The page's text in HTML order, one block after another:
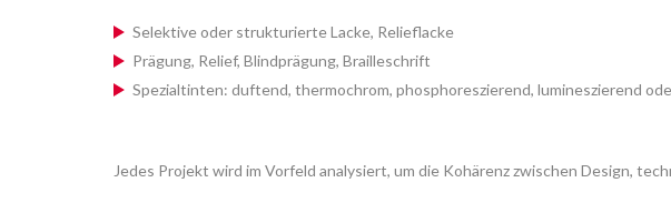
Selektive oder strukturierte Lacke, Relieflacke
Prägung, Relief, Blindprägung, Brailleschrift
Spezialtinten: duftend, thermochrom, phosphoreszierend, lumineszierend
Jedes Projekt wird im Vorfeld analysiert, um die Kohärenz zwischen Design,